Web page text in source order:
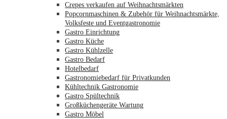
Crepes verkaufen auf Weihnachtsmärkten
Popcornmaschinen & Zubehör für Weihnachtsmärkte,
Volksfeste und Eventgastronomie
Gastro Einrichtung
Gastro Küche
Gastro Kühlzelle
Gastro Bedarf
Hotelbedarf
Gastronomiebedarf für Privatkunden
Kühltechnik Gastronomie
Gastro Spültechnik
Großküchengeräte Wartung
Gastro Möbel